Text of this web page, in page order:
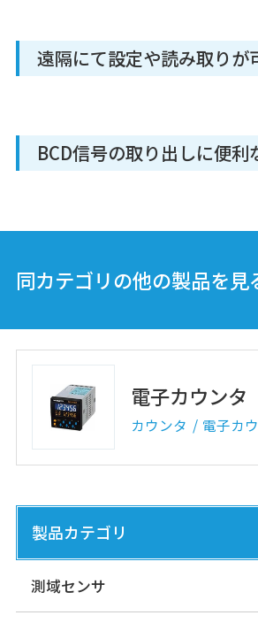
遠隔にて設定や読み取りが
BCD信号の取り出しに便利
同カテゴリの他の製品を見
電子カウンタ
カウンタ 電子カ
製品カテゴリ
測域センサ